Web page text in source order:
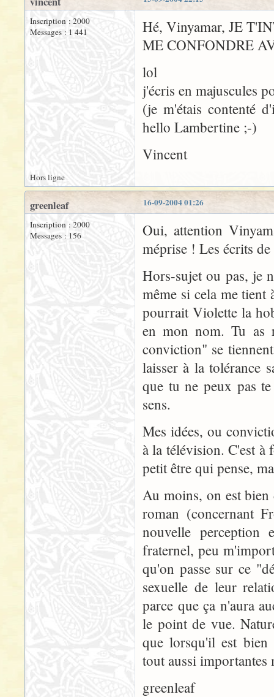
Inscription : 2000
Messages : 1 441
Hé, Vinyamar, JE
ME CONFONDRE
lol
j'écris en majuscules
(je m'étais contenté
hello Lambertine ;-)
Vincent
Hors ligne
16-09-2004 01:26
greenleaf
Inscription : 2000
Messages : 156
Oui, attention
méprise ! Les écrits
Hors-sujet ou pas, je
même si cela me tient
pourrait Violette la
en mon nom. Tu as
conviction" se
laisser à la tolérance
que tu ne peux pas
sens.
Mes idées, ou
à la télévision. C'est à
petit être qui pense,
Au moins, on est
roman (concernant
nouvelle
fraternel, peu
qu'on passe sur ce
sexuelle de leur
parce que ça n'aura
le point de vue.
que lorsqu'il est bien
tout aussi importantes
greenleaf